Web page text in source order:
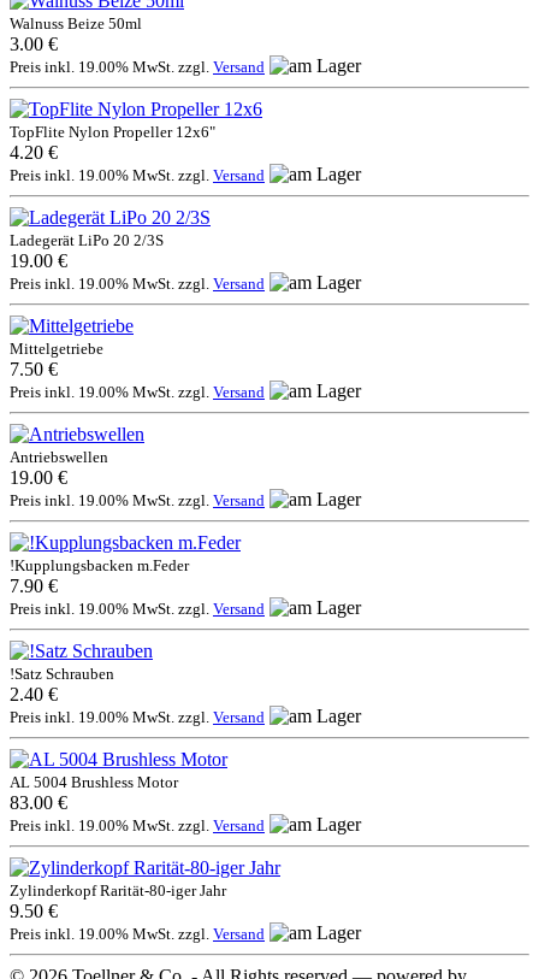
Walnuss Beize 50ml
3.00 €
Preis inkl. 19.00% MwSt. zzgl. Versand
TopFlite Nylon Propeller 12x6"
4.20 €
Preis inkl. 19.00% MwSt. zzgl. Versand
Ladegerät LiPo 20 2/3S
19.00 €
Preis inkl. 19.00% MwSt. zzgl. Versand
Mittelgetriebe
7.50 €
Preis inkl. 19.00% MwSt. zzgl. Versand
Antriebswellen
19.00 €
Preis inkl. 19.00% MwSt. zzgl. Versand
!Kupplungsbacken m.Feder
7.90 €
Preis inkl. 19.00% MwSt. zzgl. Versand
!Satz Schrauben
2.40 €
Preis inkl. 19.00% MwSt. zzgl. Versand
AL 5004 Brushless Motor
83.00 €
Preis inkl. 19.00% MwSt. zzgl. Versand
Zylinderkopf Rarität-80-iger Jahr
9.50 €
Preis inkl. 19.00% MwSt. zzgl. Versand